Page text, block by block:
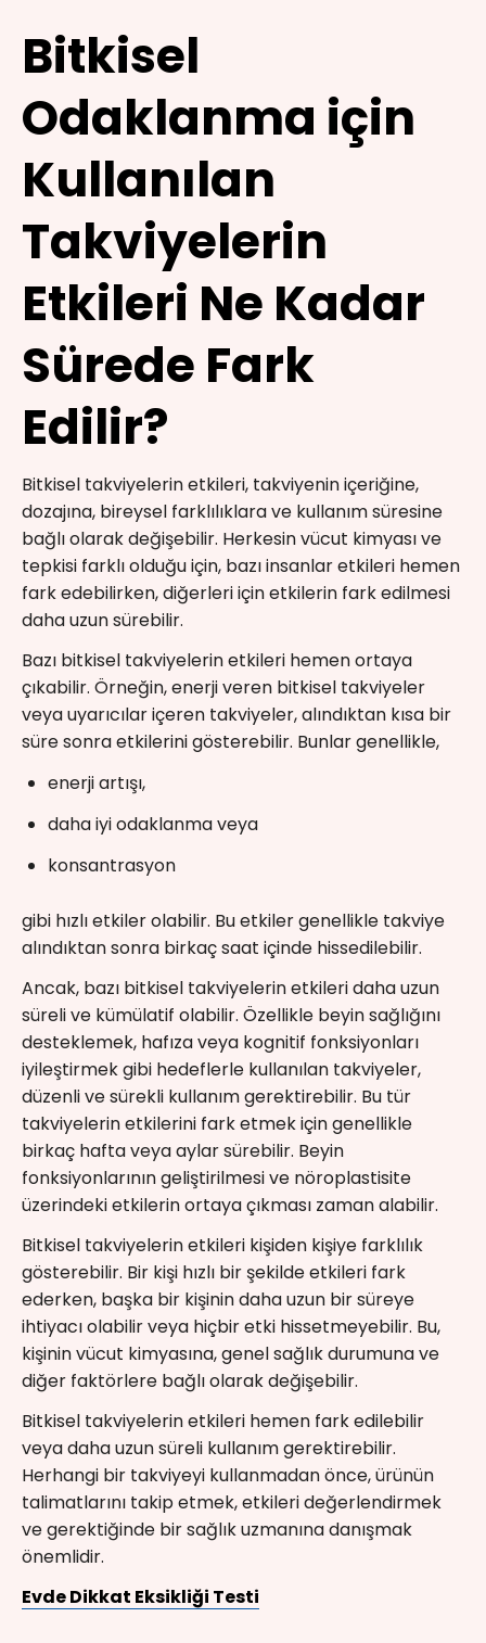
Bitkisel
Odaklanma için
Kullanılan
Takviyelerin
Etkileri Ne Kadar
Sürede Fark
Edilir?
Bitkisel takviyelerin etkileri, takviyenin içeriğine,
dozajına, bireysel farklılıklara ve kullanım süresine
bağlı olarak değişebilir. Herkesin vücut kimyası ve
tepkisi farklı olduğu için, bazı insanlar etkileri hemen
fark edebilirken, diğerleri için etkilerin fark edilmesi
daha uzun sürebilir.
Bazı bitkisel takviyelerin etkileri hemen ortaya
çıkabilir. Örneğin, enerji veren bitkisel takviyeler
veya uyarıcılar içeren takviyeler, alındıktan kısa bir
süre sonra etkilerini gösterebilir. Bunlar genellikle,
enerji artışı,
daha iyi odaklanma veya
konsantrasyon
gibi hızlı etkiler olabilir. Bu etkiler genellikle takviye
alındıktan sonra birkaç saat içinde hissedilebilir.
Ancak, bazı bitkisel takviyelerin etkileri daha uzun
süreli ve kümülatif olabilir. Özellikle beyin sağlığını
desteklemek, hafıza veya kognitif fonksiyonları
iyileştirmek gibi hedeflerle kullanılan takviyeler,
düzenli ve sürekli kullanım gerektirebilir. Bu tür
takviyelerin etkilerini fark etmek için genellikle
birkaç hafta veya aylar sürebilir. Beyin
fonksiyonlarının geliştirilmesi ve nöroplastisite
üzerindeki etkilerin ortaya çıkması zaman alabilir.
Bitkisel takviyelerin etkileri kişiden kişiye farklılık
gösterebilir. Bir kişi hızlı bir şekilde etkileri fark
ederken, başka bir kişinin daha uzun bir süreye
ihtiyacı olabilir veya hiçbir etki hissetmeyebilir. Bu,
kişinin vücut kimyasına, genel sağlık durumuna ve
diğer faktörlere bağlı olarak değişebilir.
Bitkisel takviyelerin etkileri hemen fark edilebilir
veya daha uzun süreli kullanım gerektirebilir.
Herhangi bir takviyeyi kullanmadan önce, ürünün
talimatlarını takip etmek, etkileri değerlendirmek
ve gerektiğinde bir sağlık uzmanına danışmak
önemlidir.
Evde Dikkat Eksikliği Testi